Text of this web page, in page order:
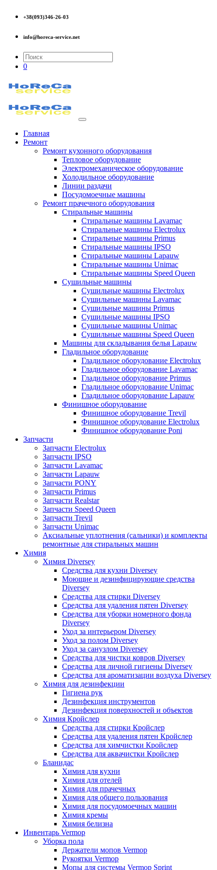
+38(093)346-26-03
info@horeca-service.net
0
Главная
Ремонт
Ремонт кухонного оборудования
Тепловое оборудование
Электромеханическое оборудование
Холодильное оборудование
Линии раздачи
Посудомоечные машины
Ремонт прачечного оборудования
Стиральные машины
Стиральные машины Lavamac
Стиральные машины Electrolux
Стиральные машины Primus
Стиральные машины IPSO
Стиральные машины Lapauw
Стиральные машины Unimac
Стиральные машины Speed Queen
Сушильные машины
Сушильные машины Electrolux
Сушильные машины Lavamac
Сушильные машины Primus
Сушильные машины IPSO
Сушильные машины Unimac
Сушильные машины Speed Queen
Машины для складывания белья Lapauw
Гладильное оборудование
Гладильное оборудование Electrolux
Гладильное оборудование Lavamac
Гладильное оборудование Primus
Гладильное оборудование Unimac
Гладильное оборудование Lapauw
Финишное оборудование
Финишное оборудование Trevil
Финишное оборудование Electrolux
Финишное оборудование Poni
Запчасти
Запчасти Electrolux
Запчасти IPSO
Запчасти Lavamac
Запчасти Lapauw
Запчасти PONY
Запчасти Primus
Запчасти Realstar
Запчасти Speed Queen
Запчасти Trevil
Запчасти Unimac
Аксиальные уплотнения (сальники) и комплекты
ремонтные для стиральных машин
Химия
Химия Diversey
Средства для кухни Diversey
Моющие и дезинфицирующие средства
Diversey
Средства для стирки Diversey
Средства для удаления пятен Diversey
Средства для уборки номерного фонда
Diversey
Уход за интерьером Diversey
Уход за полом Diversey
Уход за санузлом Diversey
Средства для чистки ковров Diversey
Средства для личной гигиены Diversey
Средства для ароматизации воздуха Diversey
Химия для дезинфекции
Гигиена рук
Дезинфекция инструментов
Дезинфекция поверхностей и объектов
Химия Кройслер
Средства для стирки Кройслер
Средства для удаления пятен Кройслер
Средства для химчистки Кройслер
Средства для аквачистки Кройслер
Бланидас
Химия для кухни
Химия для отелей
Химия для прачечных
Химия для общего пользования
Химия для посудомоечных машин
Химия кремы
Химия белизна
Инвентарь Vermop
Уборка пола
Держатели мопов Vermop
Рукоятки Vermop
Мопы для системы Vermop Sprint